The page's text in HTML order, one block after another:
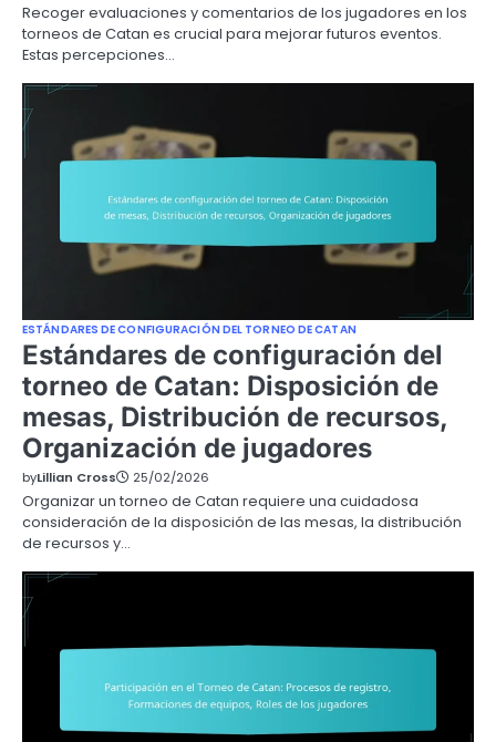
Recoger evaluaciones y comentarios de los jugadores en los
torneos de Catan es crucial para mejorar futuros eventos.
Estas percepciones…
ESTÁNDARES DE CONFIGURACIÓN DEL TORNEO DE CATAN
Estándares de configuración del
torneo de Catan: Disposición de
mesas, Distribución de recursos,
Organización de jugadores
byLillian Cross 25/02/2026
Organizar un torneo de Catan requiere una cuidadosa
consideración de la disposición de las mesas, la distribución
de recursos y…